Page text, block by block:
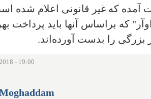
که براساس آنها باید پرداخت
بزرگی را بدست آورده‌اند.
- 19:00